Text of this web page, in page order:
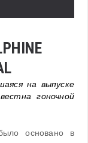
на выпуске
гоночной
основано в